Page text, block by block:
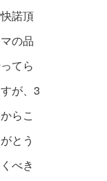
諾頂
の品
てら
が、3
らこ
とう
べき